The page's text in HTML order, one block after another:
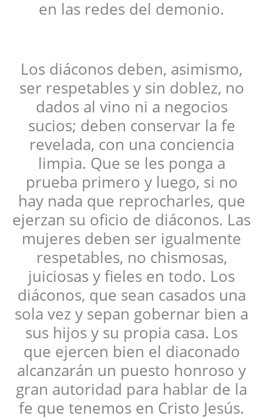
en las redes del demonio.
Los diáconos deben, asimismo,
ser respetables y sin doblez, no
dados al vino ni a negocios
sucios; deben conservar la fe
revelada, con una conciencia
limpia. Que se les ponga a
prueba primero y luego, si no
hay nada que reprocharles, que
ejerzan su oficio de diáconos. Las
mujeres deben ser igualmente
respetables, no chismosas,
juiciosas y fieles en todo. Los
diáconos, que sean casados una
sola vez y sepan gobernar bien a
sus hijos y su propia casa. Los
que ejercen bien el diaconado
alcanzarán un puesto honroso y
gran autoridad para hablar de la
fe que tenemos en Cristo Jesús.